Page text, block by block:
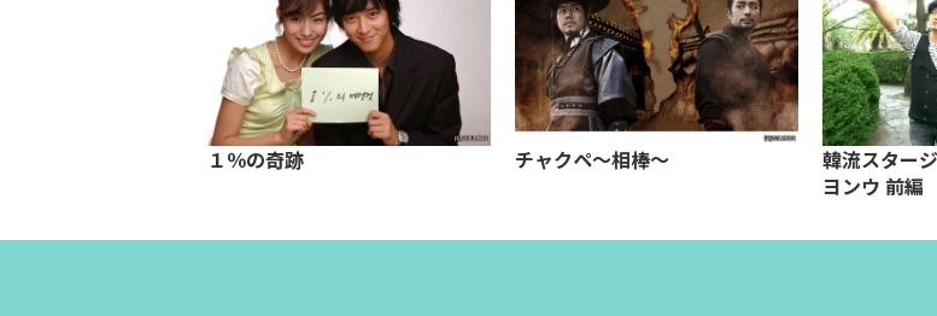
１％の奇跡 チャクペ～相棒～
韓流スター
ヨンウ 前編